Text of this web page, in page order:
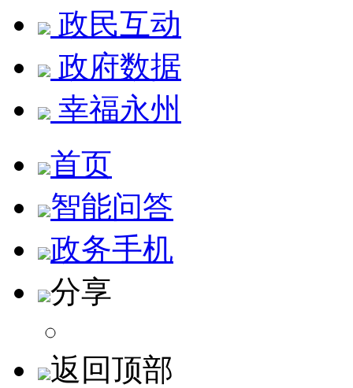
政民互动
政府数据
幸福永州
首页
智能问答
政务手机
分享
返回顶部